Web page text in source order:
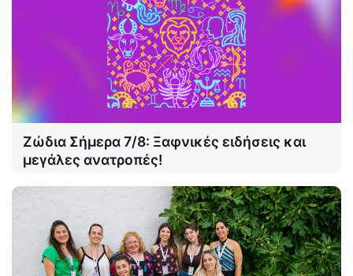
Ζώδια Σήμερα 7/8: Ξαφνικές ειδήσεις και
μεγάλες ανατροπές!